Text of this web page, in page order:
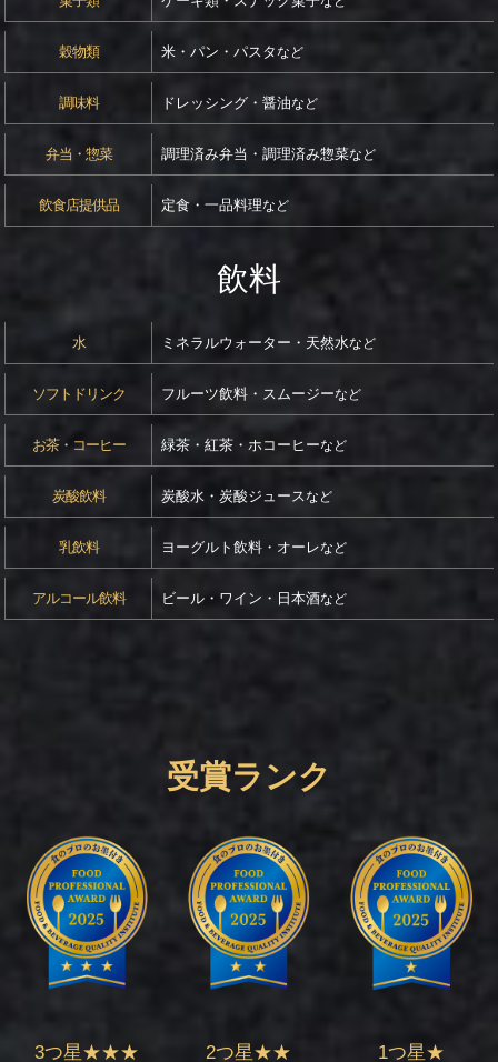
穀物類 米・パン・パスタなど
調味料 ドレッシング・醤油など
弁当・惣菜 調理済み弁当・調理済み惣菜など
飲食店提供品 定食・一品料理など
飲料
水 ミネラルウォーター・天然水など
ソフトドリンク フルーツ飲料・スムージーなど
お茶・コーヒー 緑茶・紅茶・ホコーヒーなど
炭酸飲料 炭酸水・炭酸ジュースなど
乳飲料 ヨーグルト飲料・オーレなど
アルコール飲料 ビール・ワイン・日本酒など
受賞ランク
3つ星★★★
2つ星★★
1つ星★